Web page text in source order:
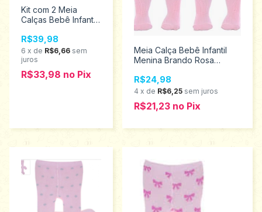
Kit com 2 Meia
Calças Bebê Infantil
Tamanho RN
2150044
R$39,98
6 x de R$6,66 sem
juros
R$33,98 no Pix
Meia Calça Bebê Infantil
Menina Brando Rosa
R$24,98
4 x de R$6,25 sem juros
R$21,23 no Pix